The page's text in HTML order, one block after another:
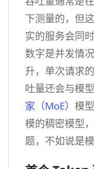
下测量的，但
实的服务会同
数字是并发情
升，单次请求
吐量还会与模
家（MoE） 模
模的稠密模型
题，不如说是